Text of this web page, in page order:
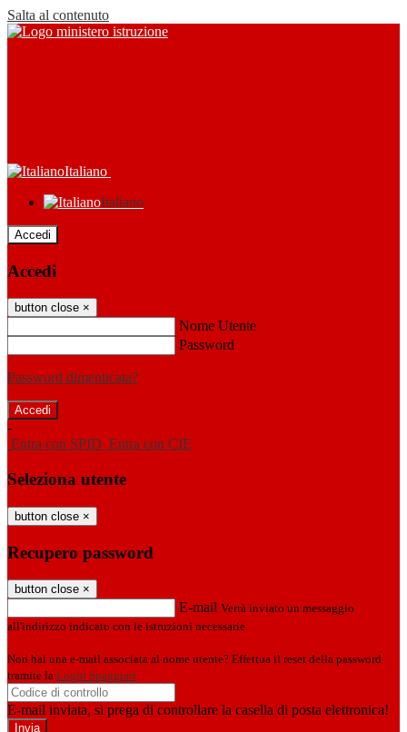
Salta al contenuto
Italiano
Italiano
Accedi
Accedi
button close ×
Nome Utente
Password
Password dimenticata?
-
Entra con SPID Entra con CIE
Seleziona utente
button close ×
Recupero password
button close ×
E-mail Verrà inviato un messaggio
all'indirizzo indicato con le istruzioni necessarie.
Non hai una e-mail associata al nome utente? Effettua il reset della password
tramite la Login Spaggiari
E-mail inviata, si prega di controllare la casella di posta elettronica!